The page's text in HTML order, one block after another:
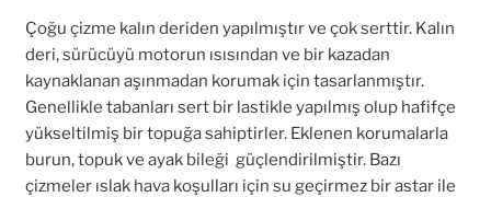
Çoğu çizme kalın deriden yapılmıştır ve çok serttir. Kalın
deri, sürücüyü motorun ısısından ve bir kazadan
kaynaklanan aşınmadan korumak için tasarlanmıştır.
Genellikle tabanları sert bir lastikle yapılmış olup hafifçe
yükseltilmiş bir topuğa sahiptirler. Eklenen korumalarla
burun, topuk ve ayak bileği güçlendirilmiştir. Bazı
çizmeler ıslak hava koşulları için su geçirmez bir astar ile